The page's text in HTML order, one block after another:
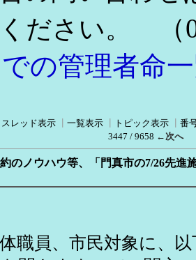
ださい。
（
の管理者命
スレッド表示 一覧表示 トピック表示
番
3447 / 9658 ←次へ
のノウハウ等、「門真市の7/26先進
職員、市民対象に、